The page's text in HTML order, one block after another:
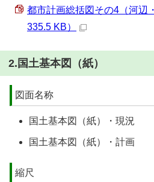
都市計画総括図その4（河辺
335.5 KB）
2.国土基本図（紙）
図面名称
国土基本図（紙）・現況
国土基本図（紙）・計画
縮尺